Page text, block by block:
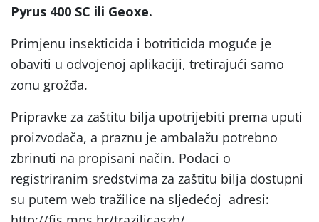
Pyrus 400 SC ili Geoxe.
Primjenu insekticida i botriticida moguće je
obaviti u odvojenoj aplikaciji, tretirajući samo
zonu grožđa.
Pripravke za zaštitu bilja upotrijebiti prema uputi
proizvođača, a praznu je ambalažu potrebno
zbrinuti na propisani način. Podaci o
registriranim sredstvima za zaštitu bilja dostupni
su putem web tražilice na sljedećoj adresi: